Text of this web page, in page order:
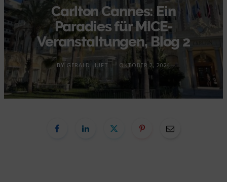
Carlton Cannes: Ein
Paradies für MICE-
Veranstaltungen, Blog 2
BY GERALD HUFT OKTOBER 2, 2024